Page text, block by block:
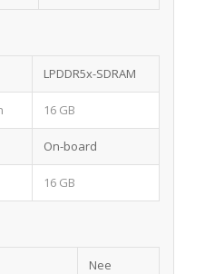
LPDDR5x-SDRAM
16 GB
On-board
16 GB
Nee